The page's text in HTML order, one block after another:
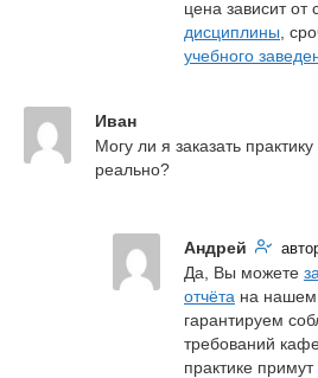
дисциплины
учебного
Иван
Могу ли я заказать
реально?
Андрей
Да, Вы можете
отчёта на
гарантируем
требований
практике